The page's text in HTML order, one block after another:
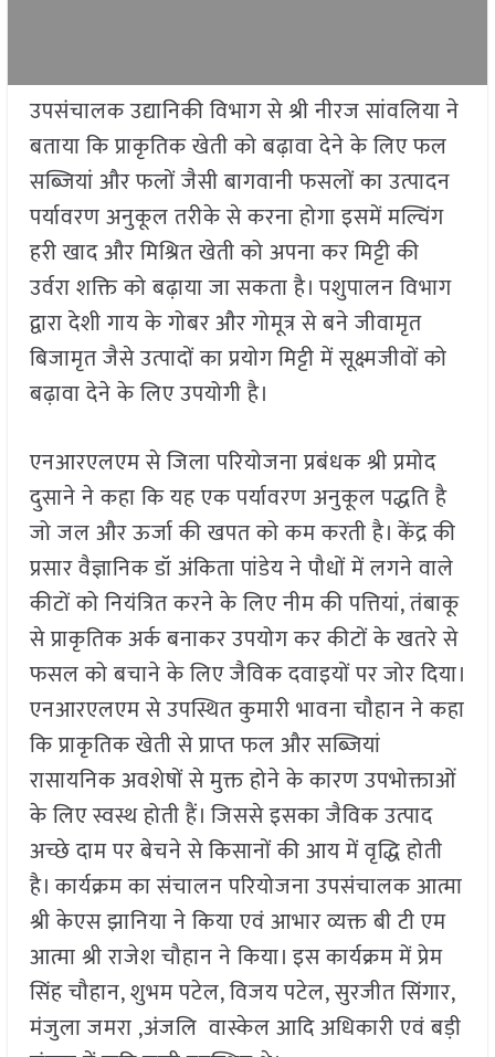
उपसंचालक उद्यानिकी विभाग से श्री नीरज सांवलिया ने
बताया कि प्राकृतिक खेती को बढ़ावा देने के लिए फल
सब्जियां और फलों जैसी बागवानी फसलों का उत्पादन
पर्यावरण अनुकूल तरीके से करना होगा इसमें मल्चिंग
हरी खाद और मिश्रित खेती को अपना कर मिट्टी की
उर्वरा शक्ति को बढ़ाया जा सकता है। पशुपालन विभाग
द्वारा देशी गाय के गोबर और गोमूत्र से बने जीवामृत
बिजामृत जैसे उत्पादों का प्रयोग मिट्टी में सूक्ष्मजीवों को
बढ़ावा देने के लिए उपयोगी है।
एनआरएलएम से जिला परियोजना प्रबंधक श्री प्रमोद
दुसाने ने कहा कि यह एक पर्यावरण अनुकूल पद्धति है
जो जल और ऊर्जा की खपत को कम करती है। केंद्र की
प्रसार वैज्ञानिक डॉ अंकिता पांडेय ने पौधों में लगने वाले
कीटों को नियंत्रित करने के लिए नीम की पत्तियां, तंबाकू
से प्राकृतिक अर्क बनाकर उपयोग कर कीटों के खतरे से
फसल को बचाने के लिए जैविक दवाइयों पर जोर दिया।
एनआरएलएम से उपस्थित कुमारी भावना चौहान ने कहा
कि प्राकृतिक खेती से प्राप्त फल और सब्जियां
रासायनिक अवशेषों से मुक्त होने के कारण उपभोक्ताओं
के लिए स्वस्थ होती हैं। जिससे इसका जैविक उत्पाद
अच्छे दाम पर बेचने से किसानों की आय में वृद्धि होती
है। कार्यक्रम का संचालन परियोजना उपसंचालक आत्मा
श्री केएस झानिया ने किया एवं आभार व्यक्त बी टी एम
आत्मा श्री राजेश चौहान ने किया। इस कार्यक्रम में प्रेम
सिंह चौहान, शुभम पटेल, विजय पटेल, सुरजीत सिंगार,
मंजुला जमरा ,अंजलि वास्केल आदि अधिकारी एवं बड़ी